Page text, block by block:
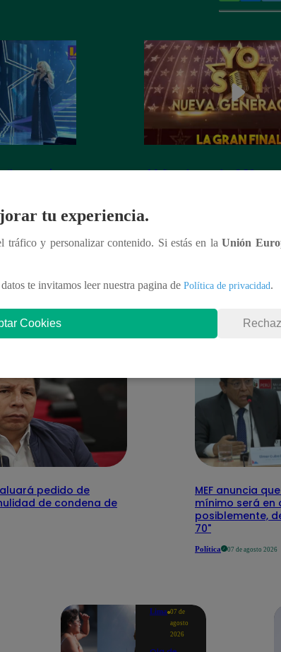
cantó
¡Mañana lunes a las 8:20 pm
pedido de
de condena de
MEF anuncia
mínimo será en
posiblemente,
70"
Política 07 de agosto 2026
Lima 07 de
agosto
2026
tu experiencia.
tráfico y personalizar contenido. Si estás en laUnión
te invitamos leer nuestra pagina de Política de privacidad.
Cookies